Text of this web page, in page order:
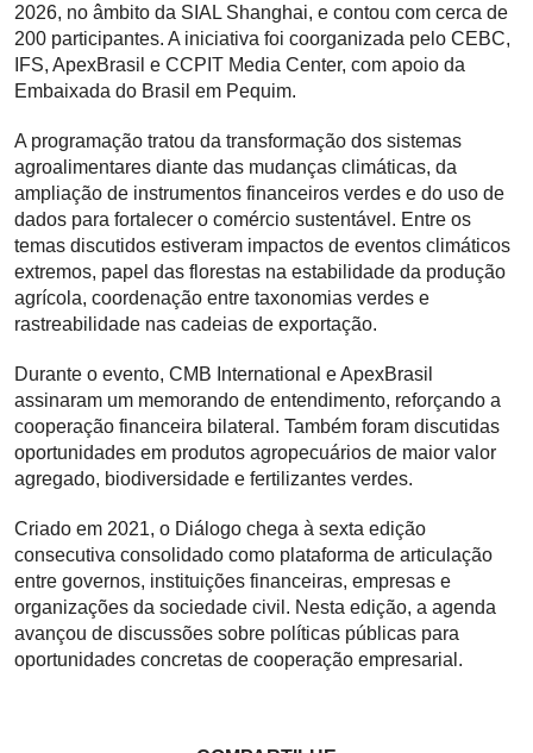
2026, no âmbito da SIAL Shanghai, e contou com cerca de
200 participantes. A iniciativa foi coorganizada pelo CEBC,
IFS, ApexBrasil e CCPIT Media Center, com apoio da
Embaixada do Brasil em Pequim.
A programação tratou da transformação dos sistemas
agroalimentares diante das mudanças climáticas, da
ampliação de instrumentos financeiros verdes e do uso de
dados para fortalecer o comércio sustentável. Entre os
temas discutidos estiveram impactos de eventos climáticos
extremos, papel das florestas na estabilidade da produção
agrícola, coordenação entre taxonomias verdes e
rastreabilidade nas cadeias de exportação.
Durante o evento, CMB International e ApexBrasil
assinaram um memorando de entendimento, reforçando a
cooperação financeira bilateral. Também foram discutidas
oportunidades em produtos agropecuários de maior valor
agregado, biodiversidade e fertilizantes verdes.
Criado em 2021, o Diálogo chega à sexta edição
consecutiva consolidado como plataforma de articulação
entre governos, instituições financeiras, empresas e
organizações da sociedade civil. Nesta edição, a agenda
avançou de discussões sobre políticas públicas para
oportunidades concretas de cooperação empresarial.